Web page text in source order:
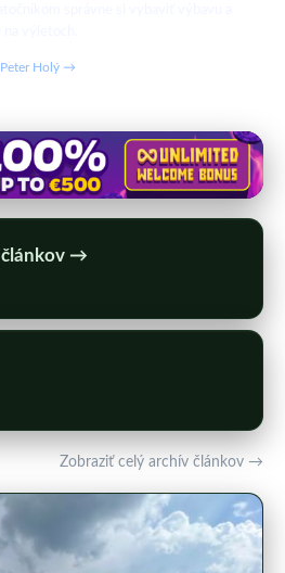
Holý →
článkov →
Zobraziť celý archív článkov →